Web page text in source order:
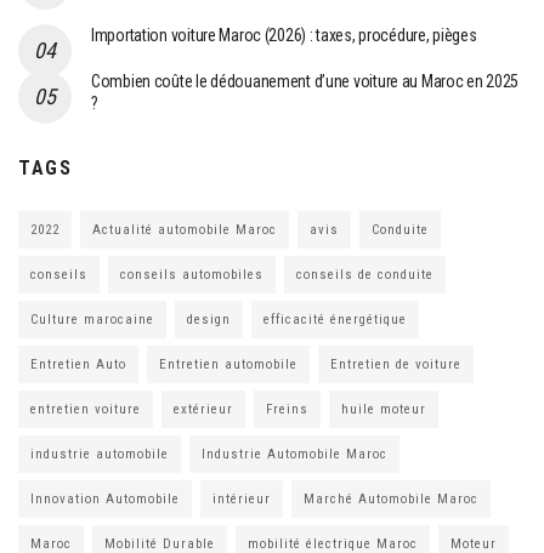
Importation voiture Maroc (2026) : taxes, procédure, pièges
Combien coûte le dédouanement d’une voiture au Maroc en 2025
?
TAGS
2022 Actualité automobile Maroc avis Conduite
conseils conseils automobiles conseils de conduite
Culture marocaine design efficacité énergétique
Entretien Auto Entretien automobile Entretien de voiture
entretien voiture extérieur Freins huile moteur
industrie automobile Industrie Automobile Maroc
Innovation Automobile intérieur Marché Automobile Maroc
Maroc Mobilité Durable mobilité électrique Maroc Moteur